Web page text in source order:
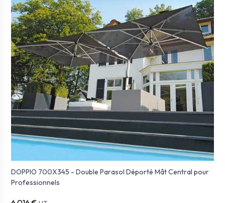
DOPPIO 700X345 - Double Parasol Déporté Mât Central pour
Professionnels